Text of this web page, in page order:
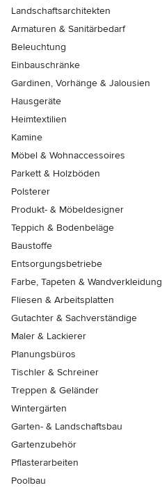
Landschaftsarchitekten
Armaturen & Sanitärbedarf
Beleuchtung
Einbauschränke
Gardinen, Vorhänge & Jalousien
Hausgeräte
Heimtextilien
Kamine
Möbel & Wohnaccessoires
Parkett & Holzböden
Polsterer
Produkt- & Möbeldesigner
Teppich & Bodenbeläge
Baustoffe
Entsorgungsbetriebe
Farbe, Tapeten & Wandverkleidung
Fliesen & Arbeitsplatten
Gutachter & Sachverständige
Maler & Lackierer
Planungsbüros
Tischler & Schreiner
Treppen & Geländer
Wintergärten
Garten- & Landschaftsbau
Gartenzubehör
Pflasterarbeiten
Poolbau